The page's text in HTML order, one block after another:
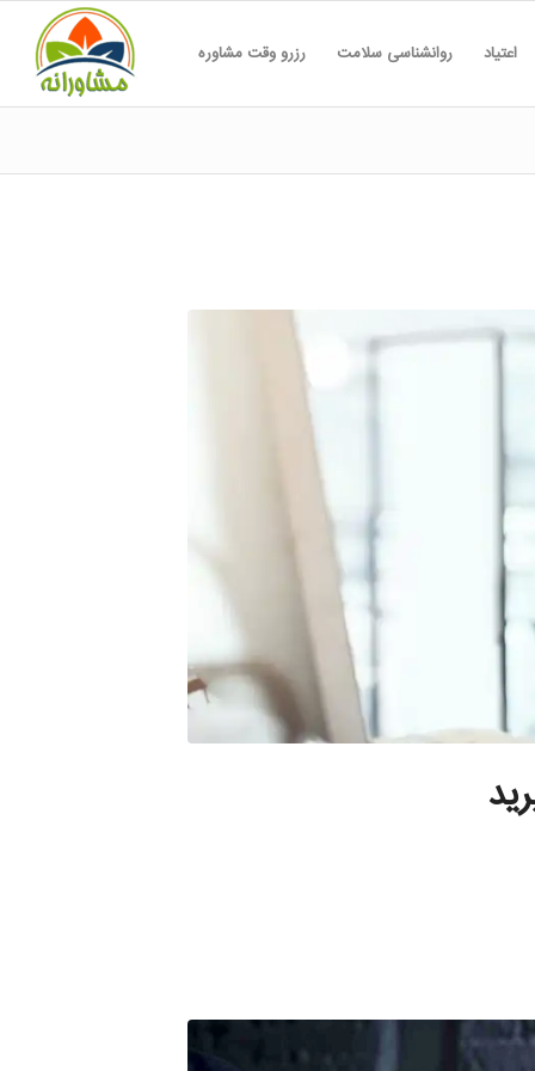
اعتیاد روانشناسی سلامت رزرو وقت مشاوره